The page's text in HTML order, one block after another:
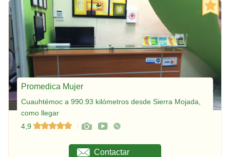
Promedica Mujer
Cuauhtémoc a 990.93 kilómetros desde Sierra Mojada,
como llegar
4,9
Contactar